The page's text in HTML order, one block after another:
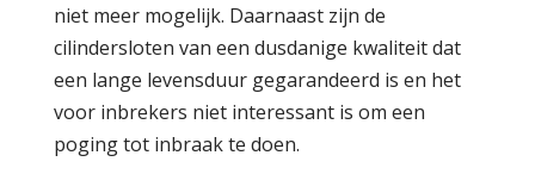
niet meer mogelijk. Daarnaast zijn de
cilindersloten van een dusdanige kwaliteit dat
een lange levensduur gegarandeerd is en het
voor inbrekers niet interessant is om een
poging tot inbraak te doen.